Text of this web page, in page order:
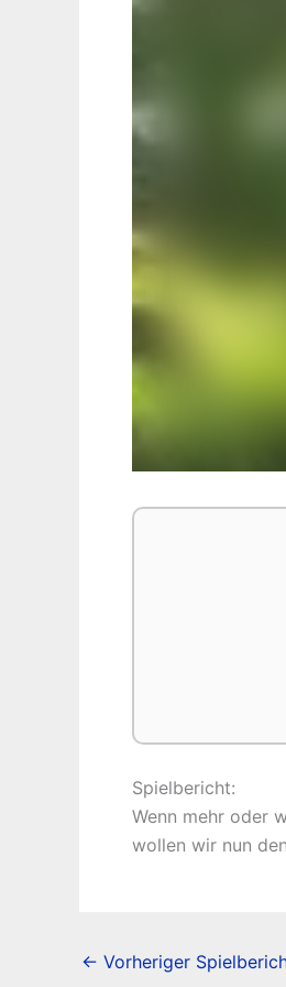
Spielbericht:
Wenn mehr oder
wollen wir nun
← Vorheriger